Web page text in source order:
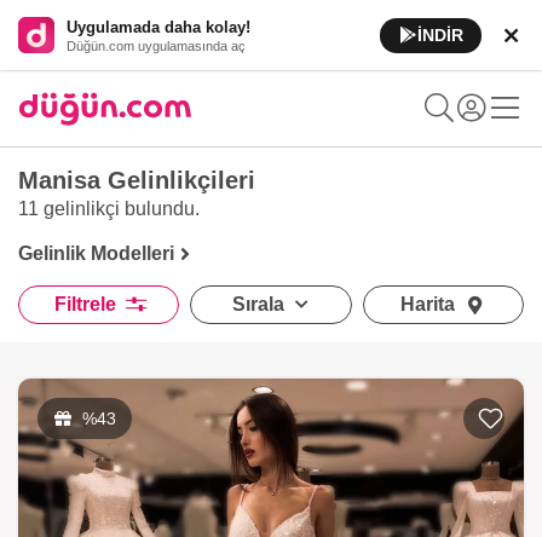
Uygulamada daha kolay!
Düğün.com uygulamasında aç
İNDİR
Manisa Gelinlikçileri
11 gelinlikçi bulundu.
Gelinlik Modelleri
Filtrele Sırala Harita
%43